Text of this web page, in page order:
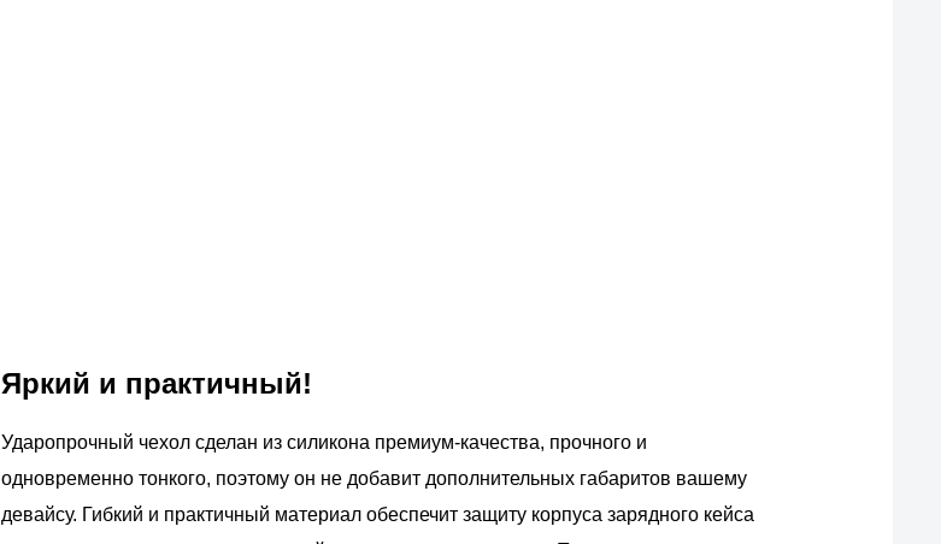
Яркий и практичный!
Ударопрочный чехол сделан из силикона премиум-качества, прочного и
одновременно тонкого, поэтому он не добавит дополнительных габаритов вашему
девайсу. Гибкий и практичный материал обеспечит защиту корпуса зарядного кейса